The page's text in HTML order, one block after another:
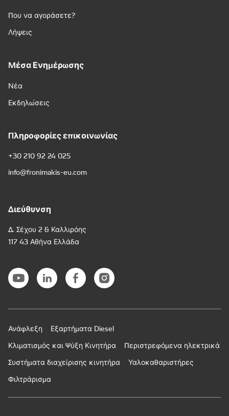
Που να αγοράσετε?
Λήψεις
Μέσα Ενημέρωσης
Νέα
Εκδηλώσεις
Πληροφορίες επικοινωνίας
+30 210 92 24 025
info@fronimakis-eu.com
Διεύθυνση
Δ. Σέχου 2 & Καλλιρόης
117 43 Αθήνα Ελλάδα
Ανάφλεξη
Εξαρτήματα Diesel
Κλιματισμός και Ψύξη Κινητήρα
Περιστρεφόμενα ηλεκτρικά
Συστήματα διαχείρισης κινητήρα
Υαλοκαθαριστήρες
Φιλτράρισμα